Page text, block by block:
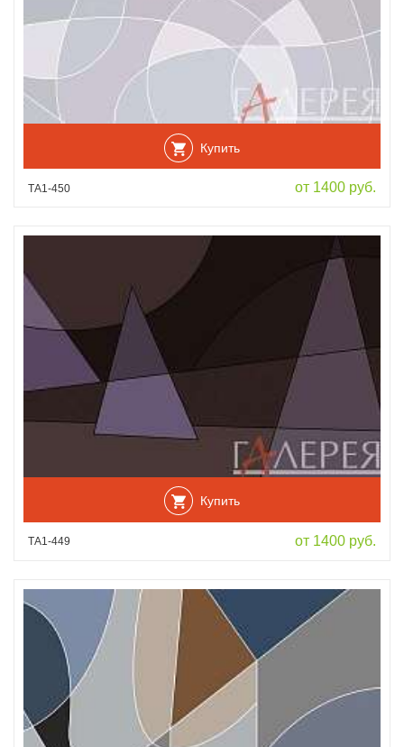
Купить
ТА1-450 от 1400 руб.
Купить
ТА1-449 от 1400 руб.